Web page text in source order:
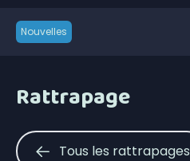
Nouvelles
Rattrapage
Tous les rattrapages